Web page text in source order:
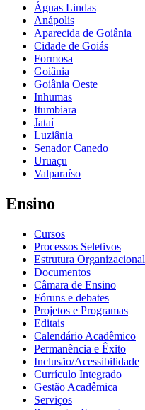
Águas Lindas
Anápolis
Aparecida de Goiânia
Cidade de Goiás
Formosa
Goiânia
Goiânia Oeste
Inhumas
Itumbiara
Jataí
Luziânia
Senador Canedo
Uruaçu
Valparaíso
Ensino
Cursos
Processos Seletivos
Estrutura Organizacional
Documentos
Câmara de Ensino
Fóruns e debates
Projetos e Programas
Editais
Calendário Acadêmico
Permanência e Êxito
Inclusão/Acessibilidade
Currículo Integrado
Gestão Acadêmica
Serviços